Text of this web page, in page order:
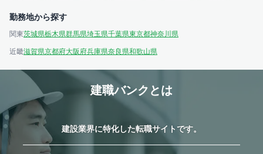
勤務地から探す
関東茨城県栃木県群馬県埼玉県千葉県東京都神奈川県
近畿滋賀県京都府大阪府兵庫県奈良県和歌山県
建職バンクとは
建設業界に特化した転職サイトです。